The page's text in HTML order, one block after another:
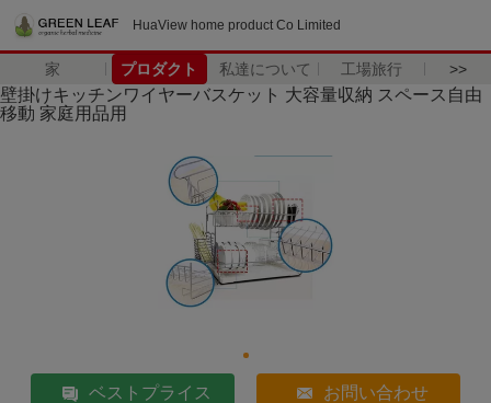
HuaView home product Co Limited
家 プロダクト 私達について 工場旅行 >>
壁掛けキッチンワイヤーバスケット 大容量収納 スペース自由
移動 家庭用品用
ベストプライス お問い合わせ